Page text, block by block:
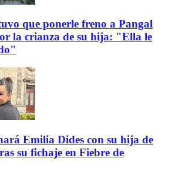
que ponerle freno a Pangal
la crianza de su hija: "Ella le
Emilia Dides con su hija de
su fichaje en Fiebre de